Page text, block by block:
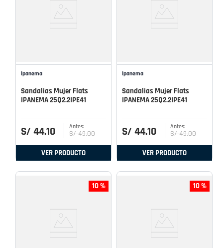
Ipanema
Sandalias Mujer Flats
IPANEMA 25Q2.2IPE41
S/ 44.10 S/ 49.00
VER PRODUCTO
Ipanema
Sandalias Mujer Flats
IPANEMA 25Q2.2IPE41
S/ 44.10 S/ 49.00
VER PRODUCTO
10 % 10 %